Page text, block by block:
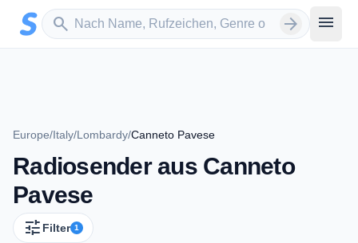
Zum Hauptinhalt springen
search
Sender suchen arrow_forward menu
Europe/Italy/Lombardy/Canneto Pavese
Radiosender aus Canneto
Pavese
tune Filter 1